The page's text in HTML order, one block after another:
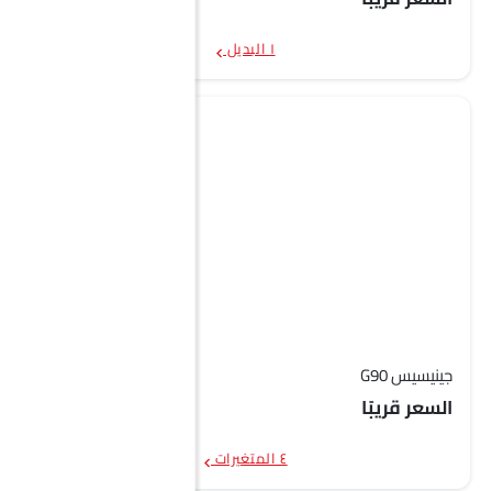
١ البديل
جينيسيس G90
السعر قريبًا
٤ المتغيرات